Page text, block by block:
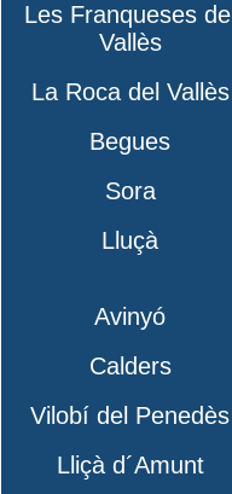
Les Franqueses del
Vallès
La Roca del Vallès
Begues
Sora
Lluçà
Avinyó
Calders
Vilobí del Penedès
Lliçà d´Amunt